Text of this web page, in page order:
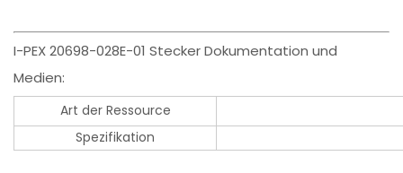
I-PEX 20698-028E-01 Stecker Dokumentation und
Medien:
Art der Ressource
Spezifikation